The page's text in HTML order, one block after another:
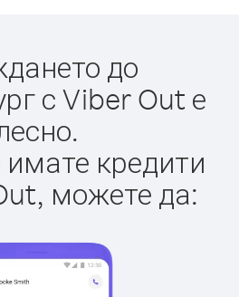
до
с Viber Out е
кредити
можете да: